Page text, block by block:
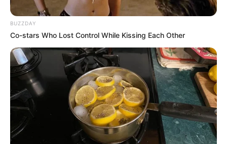
Ia memiliki motto yang selalu diingatnya yaitu sedikit kekuatan
dikumpulkan untuk mencapai sesuatu yang hebat!
Memilih warna biru karena bisa marasa rileks dengan benda-
benda warna biru seperti langit ataupun laut.
Acara TV
My Teenage Girl(MBC | 2021-2022), sebagai Kontestan
FAQ
BUZZDAY
Co-stars Who Lost Control While Kissing Each Other